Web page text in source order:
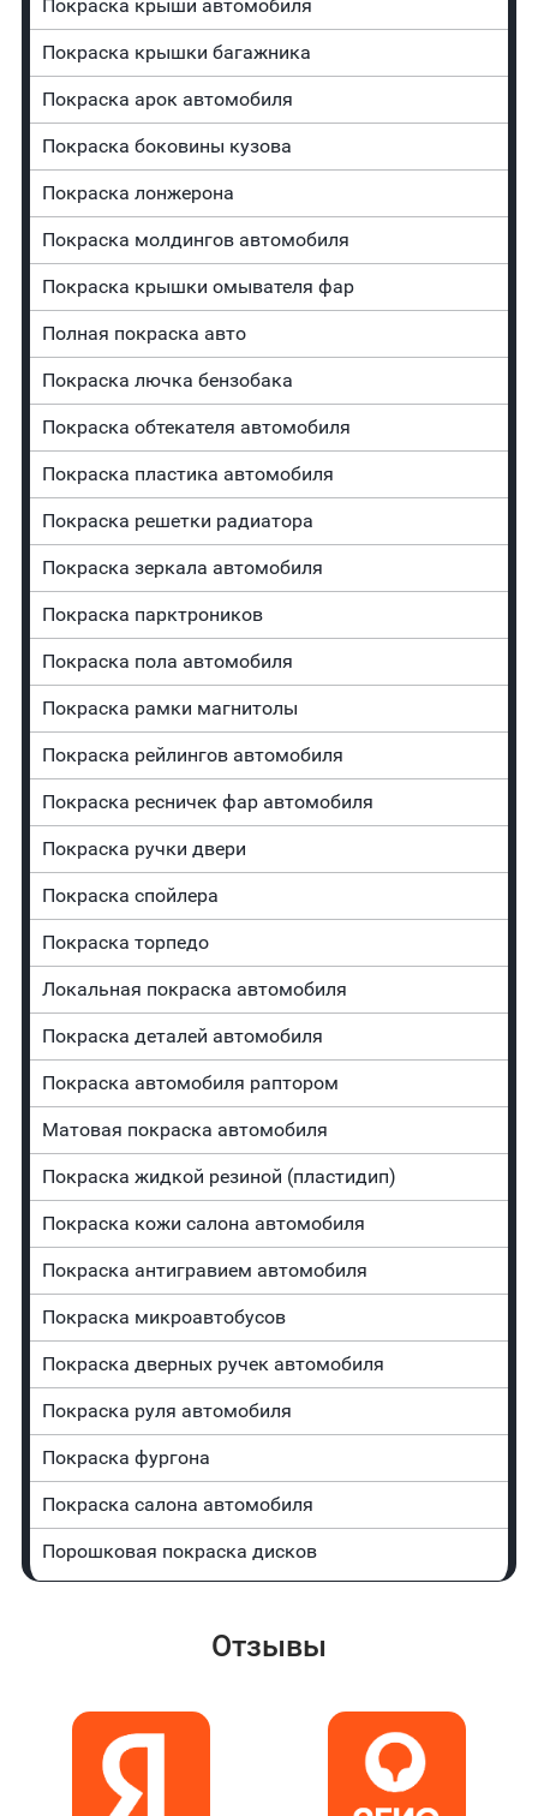
Покраска крыши автомобиля
Покраска крышки багажника
Покраска арок автомобиля
Покраска боковины кузова
Покраска лонжерона
Покраска молдингов автомобиля
Покраска крышки омывателя фар
Полная покраска авто
Покраска лючка бензобака
Покраска обтекателя автомобиля
Покраска пластика автомобиля
Покраска решетки радиатора
Покраска зеркала автомобиля
Покраска парктроников
Покраска пола автомобиля
Покраска рамки магнитолы
Покраска рейлингов автомобиля
Покраска ресничек фар автомобиля
Покраска ручки двери
Покраска спойлера
Покраска торпедо
Локальная покраска автомобиля
Покраска деталей автомобиля
Покраска автомобиля раптором
Матовая покраска автомобиля
Покраска жидкой резиной (пластидип)
Покраска кожи салона автомобиля
Покраска антигравием автомобиля
Покраска микроавтобусов
Покраска дверных ручек автомобиля
Покраска руля автомобиля
Покраска фургона
Покраска салона автомобиля
Порошковая покраска дисков
Отзывы